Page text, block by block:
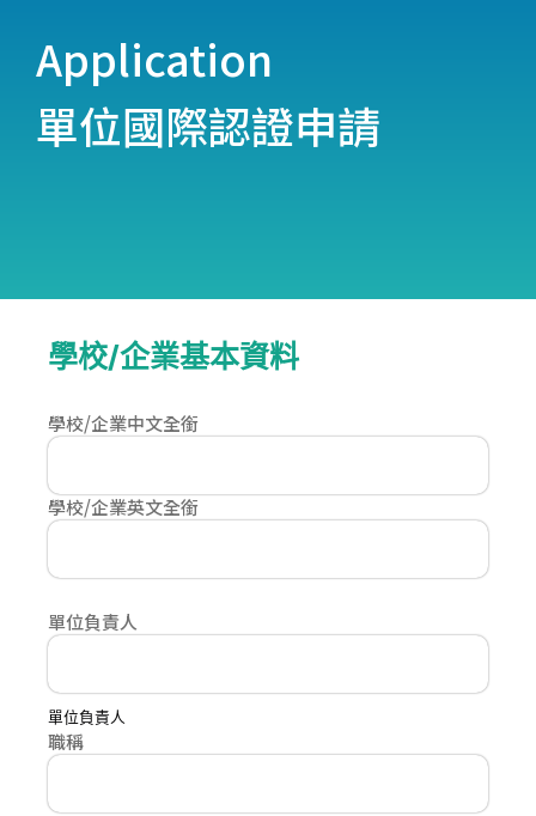
Application
單位國際認證申請
學校/企業基本資料
學校/企業中文全銜
學校/企業英文全銜
單位負責人
單位負責人
職稱